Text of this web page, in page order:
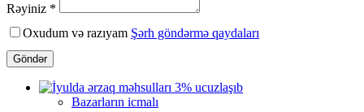
Rəyiniz *
Oxudum və razıyam Şərh göndərmə qaydaları
Göndər
Bazarların icmalı